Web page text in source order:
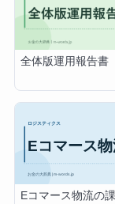
全体版運用報告書
Eコマース物流の